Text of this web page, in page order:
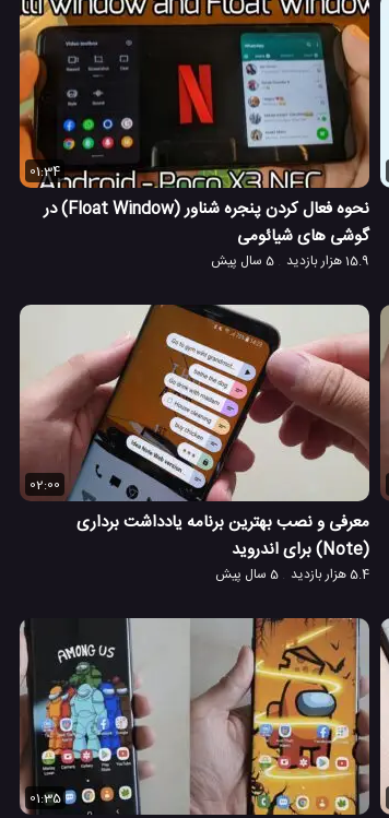
01:34
نحوه فعال کردن پنجره شناور (Float Window) در
گوشی های شیائومی
15.9 هزار بازدید 5 سال پیش
02:00
معرفی و نصب بهترین برنامه یادداشت برداری
(Note) برای اندروید
5.4 هزار بازدید 5 سال پیش
01:35